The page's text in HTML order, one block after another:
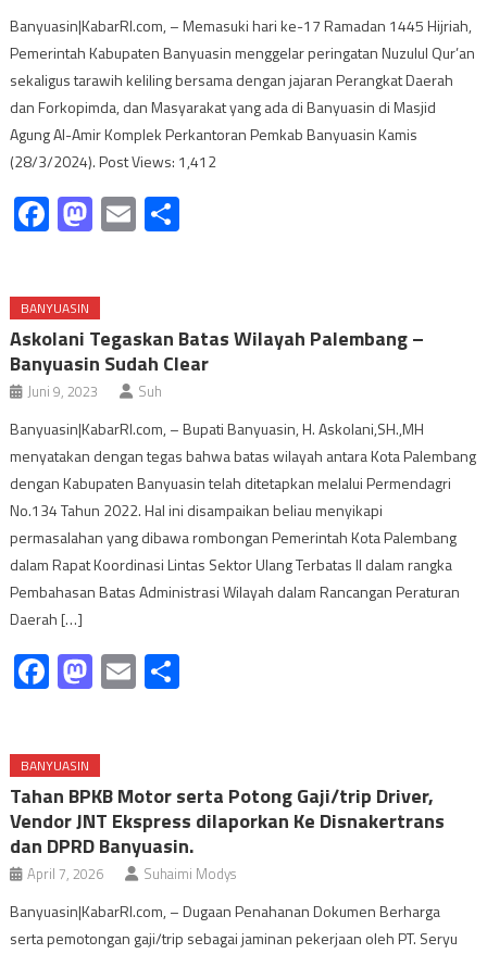
Banyuasin|KabarRI.com, – Memasuki hari ke-17 Ramadan 1445 Hijriah,
Pemerintah Kabupaten Banyuasin menggelar peringatan Nuzulul Qur’an
sekaligus tarawih keliling bersama dengan jajaran Perangkat Daerah
dan Forkopimda, dan Masyarakat yang ada di Banyuasin di Masjid
Agung Al-Amir Komplek Perkantoran Pemkab Banyuasin Kamis
(28/3/2024). Post Views: 1,412
Facebook
Mastodon
Email
BANYUASIN
Askolani Tegaskan Batas Wilayah Palembang –
Banyuasin Sudah Clear
Juni 9, 2023 Suh
Banyuasin|KabarRI.com, – Bupati Banyuasin, H. Askolani,SH.,MH
menyatakan dengan tegas bahwa batas wilayah antara Kota Palembang
dengan Kabupaten Banyuasin telah ditetapkan melalui Permendagri
No.134 Tahun 2022. Hal ini disampaikan beliau menyikapi
permasalahan yang dibawa rombongan Pemerintah Kota Palembang
dalam Rapat Koordinasi Lintas Sektor Ulang Terbatas II dalam rangka
Pembahasan Batas Administrasi Wilayah dalam Rancangan Peraturan
Daerah […]
Facebook
Mastodon
Email
BANYUASIN
Tahan BPKB Motor serta Potong Gaji/trip Driver,
Vendor JNT Ekspress dilaporkan Ke Disnakertrans
dan DPRD Banyuasin.
April 7, 2026 Suhaimi Modys
Banyuasin|KabarRI.com, – Dugaan Penahanan Dokumen Berharga
serta pemotongan gaji/trip sebagai jaminan pekerjaan oleh PT. Seryu